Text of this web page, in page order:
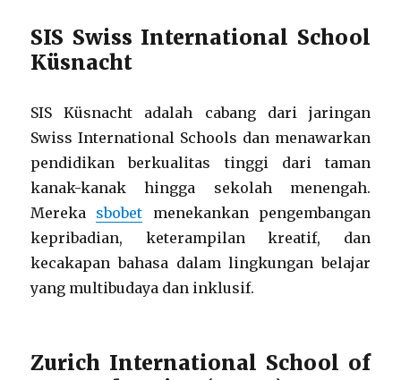
SIS Swiss International School
Küsnacht
SIS Küsnacht adalah cabang dari jaringan
Swiss International Schools dan menawarkan
pendidikan berkualitas tinggi dari taman
kanak-kanak hingga sekolah menengah.
Mereka sbobet menekankan pengembangan
kepribadian, keterampilan kreatif, dan
kecakapan bahasa dalam lingkungan belajar
yang multibudaya dan inklusif.
Zurich International School of